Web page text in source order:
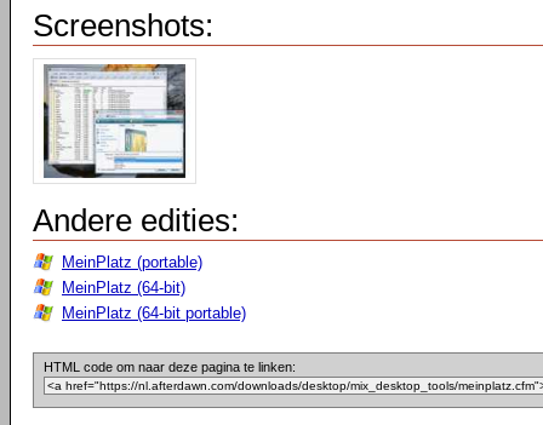
Screenshots:
Andere edities:
MeinPlatz (portable)
MeinPlatz (64-bit)
MeinPlatz (64-bit portable)
HTML code om naar deze pagina te linken: